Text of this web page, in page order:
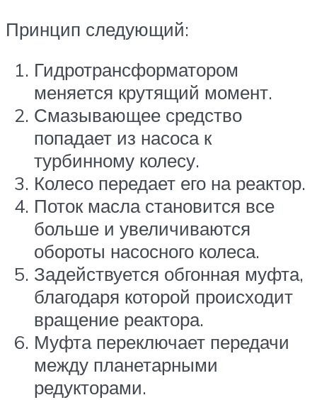
Принцип следующий:
Гидротрансформатором
меняется крутящий момент.
Смазывающее средство
попадает из насоса к
турбинному колесу.
Колесо передает его на реактор.
Поток масла становится все
больше и увеличиваются
обороты насосного колеса.
Задействуется обгонная муфта,
благодаря которой происходит
вращение реактора.
Муфта переключает передачи
между планетарными
редукторами.